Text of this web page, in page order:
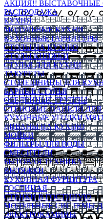
АКЦИЯ!! ВЫСТАВОЧНЫЕ
РАСПРОДАЖА
КУХНЯ
МОДУЛЬНЫЕ КУХНИ
КУХОННЫЕ ГАРНИТУРЫ
СТОЛЫ НА КУХНЮ
СТОЛЫ КНИЖКИ
СТУЛЬЯ ДЛЯ КУХНИ
ТАБУРЕТЫ
СТОЛЕШНИЦЫ ДЛЯ
БАРНЫЕ СТУЛЬЯ
ОБЕДЕННЫЕ ГРУППЫ
СТЕНОВЫЕ ПАНЕЛИ
КУХОННЫЕ УГОЛКИ
ДИВАНЫ НА КУХНЮ
МОЙКИ
ФИЛЬТРЫ ДЛЯ ВОДЫ
СМЕСИТЕЛИ
БЫТОВАЯ ТЕХНИКА
ВЫТЯЖКИ
КУХОННАЯ ФУРНИТУРА
ГОСТИНАЯ
СТЕНКИ В ГОСТИНУЮ
МОДУЛЬНЫЕ СИСТЕМЫ
ЭЛЕКТРОКАМИНЫ